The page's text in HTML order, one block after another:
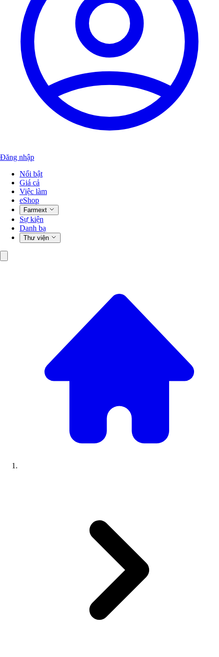
Đăng nhập
Nổi bật
Giá cả
Việc làm
eShop
Farmext
Sự kiện
Danh bạ
Thư viện